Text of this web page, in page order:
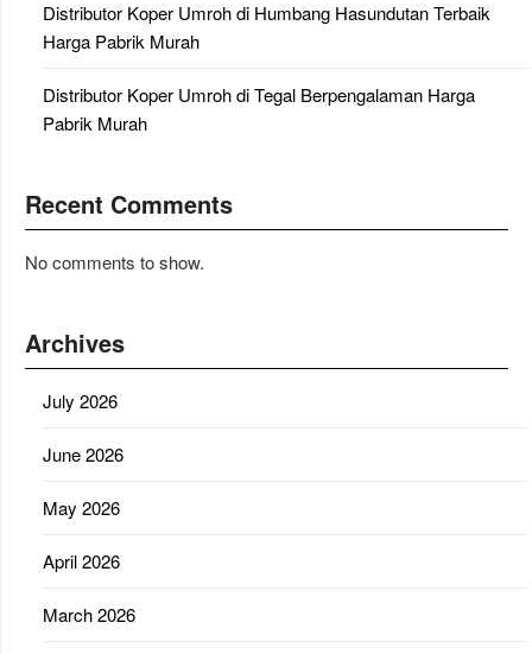
Distributor Koper Umroh di Humbang Hasundutan Terbaik
Harga Pabrik Murah
Distributor Koper Umroh di Tegal Berpengalaman Harga
Pabrik Murah
Recent Comments
No comments to show.
Archives
July 2026
June 2026
May 2026
April 2026
March 2026